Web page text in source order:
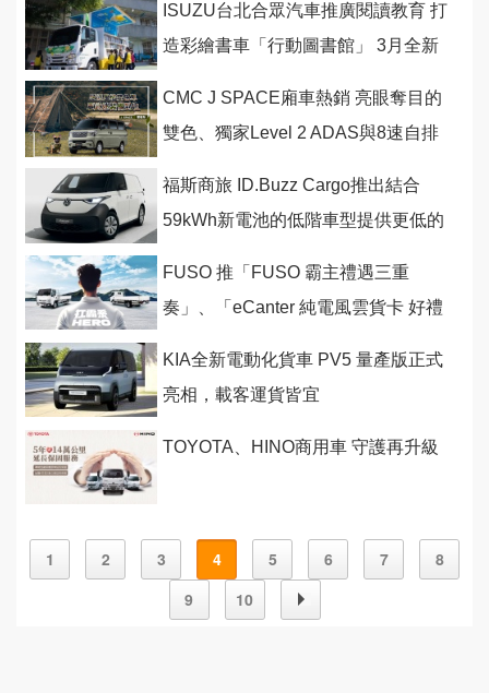
ISUZU台北合眾汽車推廣閱讀教育 打
造彩繪書車「行動圖書館」 3月全新
CMC J SPACE廂車熱銷 亮眼奪目的
雙色、獨家Level 2 ADAS與8速自排
福斯商旅 ID.Buzz Cargo推出結合
59kWh新電池的低階車型提供更低的
FUSO 推「FUSO 霸主禮遇三重
奏」、「eCanter 純電風雲貨卡 好禮
KIA全新電動化貨車 PV5 量產版正式
亮相，載客運貨皆宜
TOYOTA、HINO商用車 守護再升級
1 2 3 4 5 6 7
8
9
10